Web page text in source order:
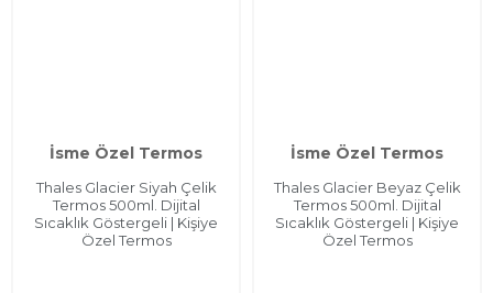
İsme Özel Termos
Thales Glacier Siyah Çelik
Termos 500ml. Dijital
Sıcaklık Göstergeli | Kişiye
Özel Termos
İsme Özel Termos
Thales Glacier Beyaz Çelik
Termos 500ml. Dijital
Sıcaklık Göstergeli | Kişiye
Özel Termos